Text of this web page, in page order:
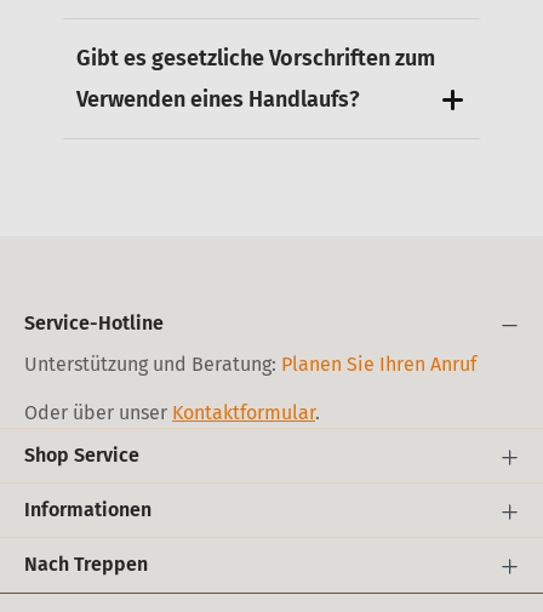
Gibt es gesetzliche Vorschriften zum
Verwenden eines Handlaufs?
Service-Hotline
Unterstützung und Beratung: Planen Sie Ihren Anruf
Oder über unser Kontaktformular.
Shop Service
Informationen
Nach Treppen